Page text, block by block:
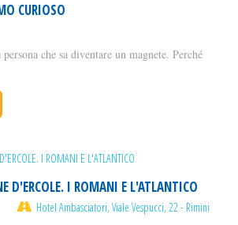
CURIOSO
che sa diventare un magnete. Perché
D'ERCOLE. I ROMANI E L'ATLANTICO
Hotel Ambasciatori, Viale Vespucci, 22 - Rimini